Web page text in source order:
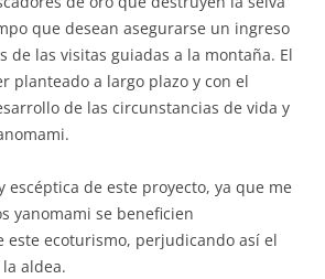
que desean asegurarse un ingreso
de las visitas guiadas a la montaña. El
planteado a largo plazo y con el
de las circunstancias de vida y
escéptica de este proyecto, ya que me
yanomami se beneficien
este ecoturismo, perjudicando así el
aldea.